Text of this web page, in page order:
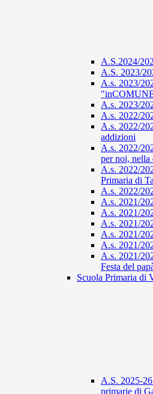
A.S.2024/
A.S. 2023/
A.s. 2023/
A.s. 2023/
A.s. 2022/
A.s. 2022/
addizioni
A.s. 2022/
per noi, nella
A.s. 2022/
Primaria di
A.s. 2022/
A.s. 2021/
A.s. 2021/
A.s. 2021/
A.s. 2021/
A.s. 2021/
A.s. 2021/
Festa del
Scuola Primaria di
A.S. 2025-
primarie di